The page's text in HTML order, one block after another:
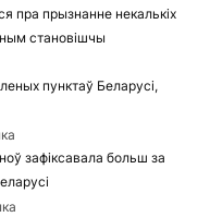
пра прызнанне некалькіх
становішчы
пунктаў Беларусі,
зафіксавала больш за